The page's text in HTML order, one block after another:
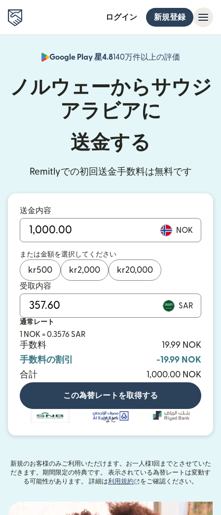
ログイン 新規登録
Google Play 星4.8140万件以上の評価
（別ウィン
ノルウェーからサウジ
アラビアに
送金する
Remitlyでの初回送金手数料は無料です
送金内容
NOK
または金額を選択してください
kr500 kr2,000 kr20,000
受取内容
SAR
通常レート
1 NOK = 0.3576 SAR
手数料
19.99 NOK
手数料の割引
-19.99 NOK
合計
1,000.00 NOK
この為替レートを取得する
など
新規のお客様のみご利用いただけます。お一人様1回までとさせていた
だきます。期間限定の特典です。 表示されている為替レートは変動す
る可能性があります。 詳細は利用規約 （別ウィンドウで開きます
をご確認ください。